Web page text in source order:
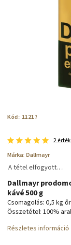
Kód: 11217
2
Márka: Dallmayr
A tétel elfogyott…
Dallmayr
kávé 500 g
Csomagolás: 0,5 kg
Összetétel: 100%
Részletes információ